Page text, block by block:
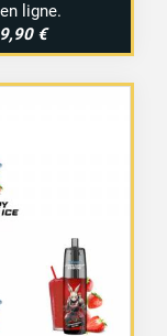
ligne.
€